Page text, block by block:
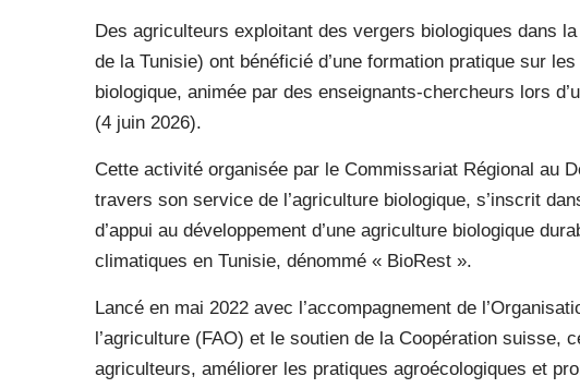
Des agriculteurs exploitant des vergers biologiques dans
de la Tunisie) ont bénéficié d’une formation pratique sur
biologique, animée par des enseignants-chercheurs lors
(4 juin 2026).
Cette activité organisée par le Commissariat Régional au
travers son service de l’agriculture biologique, s’inscrit
d’appui au développement d’une agriculture biologique
climatiques en Tunisie, dénommé « BioRest ».
Lancé en mai 2022 avec l’accompagnement de
l’agriculture (FAO) et le soutien de la Coopération suisse,
agriculteurs, améliorer les pratiques agroécologiques et